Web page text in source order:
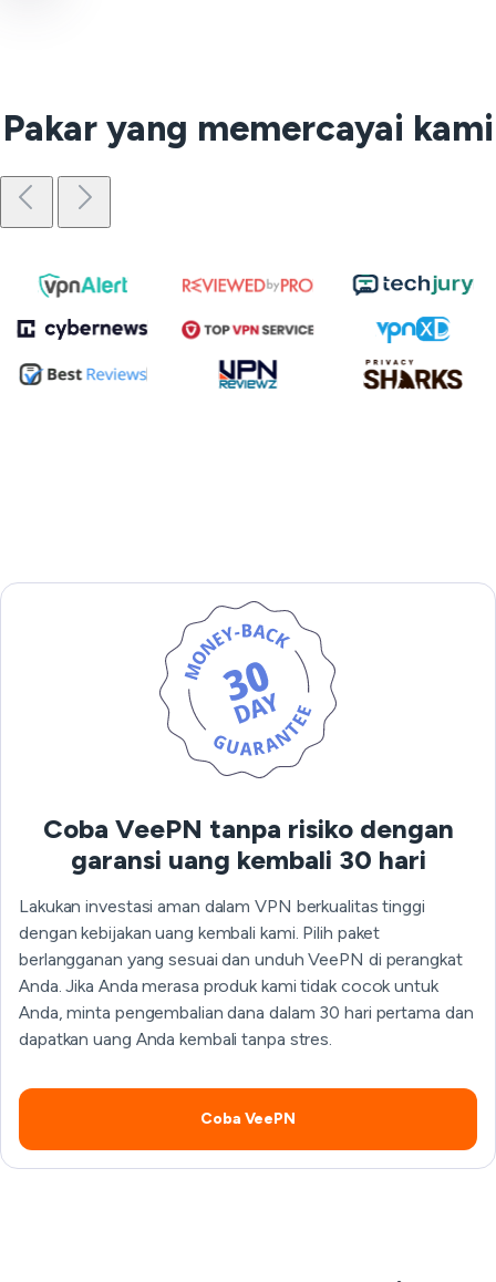
Pakar yang memercayai kami
Coba VeePN tanpa risiko dengan
garansi uang kembali 30 hari
Lakukan investasi aman dalam VPN berkualitas tinggi
dengan kebijakan uang kembali kami. Pilih paket
berlangganan yang sesuai dan unduh VeePN di perangkat
Anda. Jika Anda merasa produk kami tidak cocok untuk
Anda, minta pengembalian dana dalam 30 hari pertama dan
dapatkan uang Anda kembali tanpa stres.
Coba VeePN